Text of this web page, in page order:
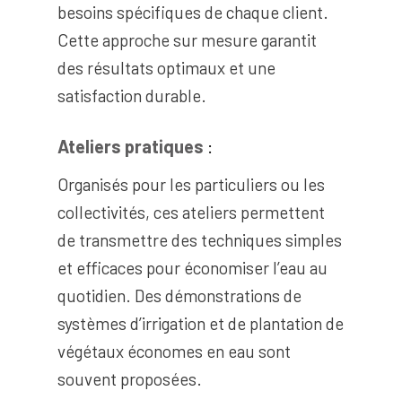
besoins spécifiques de chaque client.
Cette approche sur mesure garantit
des résultats optimaux et une
satisfaction durable.
Ateliers pratiques :
Organisés pour les particuliers ou les
collectivités, ces ateliers permettent
de transmettre des techniques simples
et efficaces pour économiser l’eau au
quotidien. Des démonstrations de
systèmes d’irrigation et de plantation de
végétaux économes en eau sont
souvent proposées.